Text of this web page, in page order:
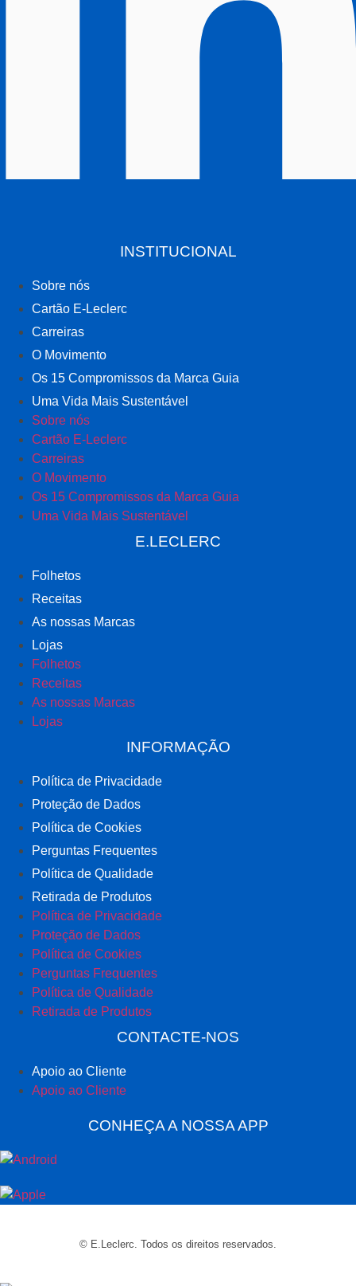
INSTITUCIONAL
Sobre nós
Cartão E-Leclerc
Carreiras
O Movimento
Os 15 Compromissos da Marca Guia
Uma Vida Mais Sustentável
Sobre nós
Cartão E-Leclerc
Carreiras
O Movimento
Os 15 Compromissos da Marca Guia
Uma Vida Mais Sustentável
E.LECLERC
Folhetos
Receitas
As nossas Marcas
Lojas
Folhetos
Receitas
As nossas Marcas
Lojas
INFORMAÇÃO
Política de Privacidade
Proteção de Dados
Política de Cookies
Perguntas Frequentes
Política de Qualidade
Retirada de Produtos
Política de Privacidade
Proteção de Dados
Política de Cookies
Perguntas Frequentes
Política de Qualidade
Retirada de Produtos
CONTACTE-NOS
Apoio ao Cliente
Apoio ao Cliente
CONHEÇA A NOSSA APP
© E.Leclerc. Todos os direitos reservados.